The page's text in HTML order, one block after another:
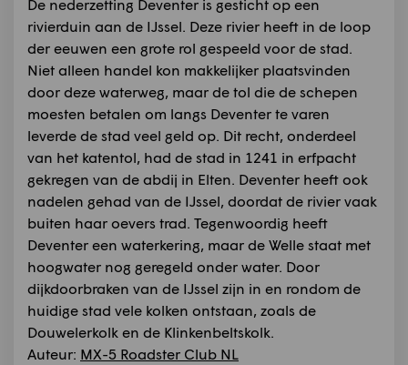
De nederzetting Deventer is gesticht op een
rivierduin aan de IJssel. Deze rivier heeft in de loop
der eeuwen een grote rol gespeeld voor de stad.
Niet alleen handel kon makkelijker plaatsvinden
door deze waterweg, maar de tol die de schepen
moesten betalen om langs Deventer te varen
leverde de stad veel geld op. Dit recht, onderdeel
van het katentol, had de stad in 1241 in erfpacht
gekregen van de abdij in Elten. Deventer heeft ook
nadelen gehad van de IJssel, doordat de rivier vaak
buiten haar oevers trad. Tegenwoordig heeft
Deventer een waterkering, maar de Welle staat met
hoogwater nog geregeld onder water. Door
dijkdoorbraken van de IJssel zijn in en rondom de
huidige stad vele kolken ontstaan, zoals de
Douwelerkolk en de Klinkenbeltskolk.
Auteur: MX-5 Roadster Club NL